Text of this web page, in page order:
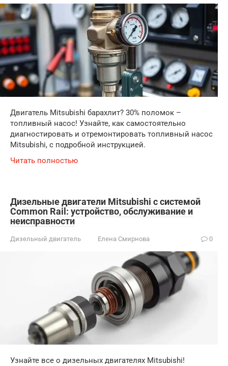
Двигатель Mitsubishi барахлит? 30% поломок –
топливный насос! Узнайте, как самостоятельно
диагностировать и отремонтировать топливный насос
Mitsubishi, с подробной инструкцией.
Читать полностью
Дизельные двигатели Mitsubishi с системой
Common Rail: устройство, обслуживание и
неисправности
Дизельный двигатель Елена Смирнова 0
Узнайте все о дизельных двигателях Mitsubishi!